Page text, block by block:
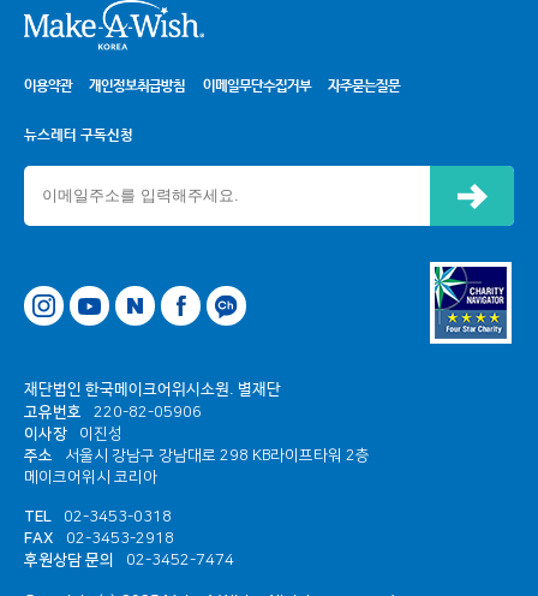
이용약관 개인정보취급방침 이메일무단수집거부 자주묻는질문
뉴스레터 구독신청
이버페이스북카카오톡 채널
재단법인 한국메이크어위시소원. 별재단
고유번호
220-82-05906
이사장
이진성
주소
서울시 강남구 강남대로 298 KB라이프타워 2층
메이크어위시 코리아
TEL
02-3453-0318
FAX
02-3453-2918
후원상담 문의
02-3452-7474